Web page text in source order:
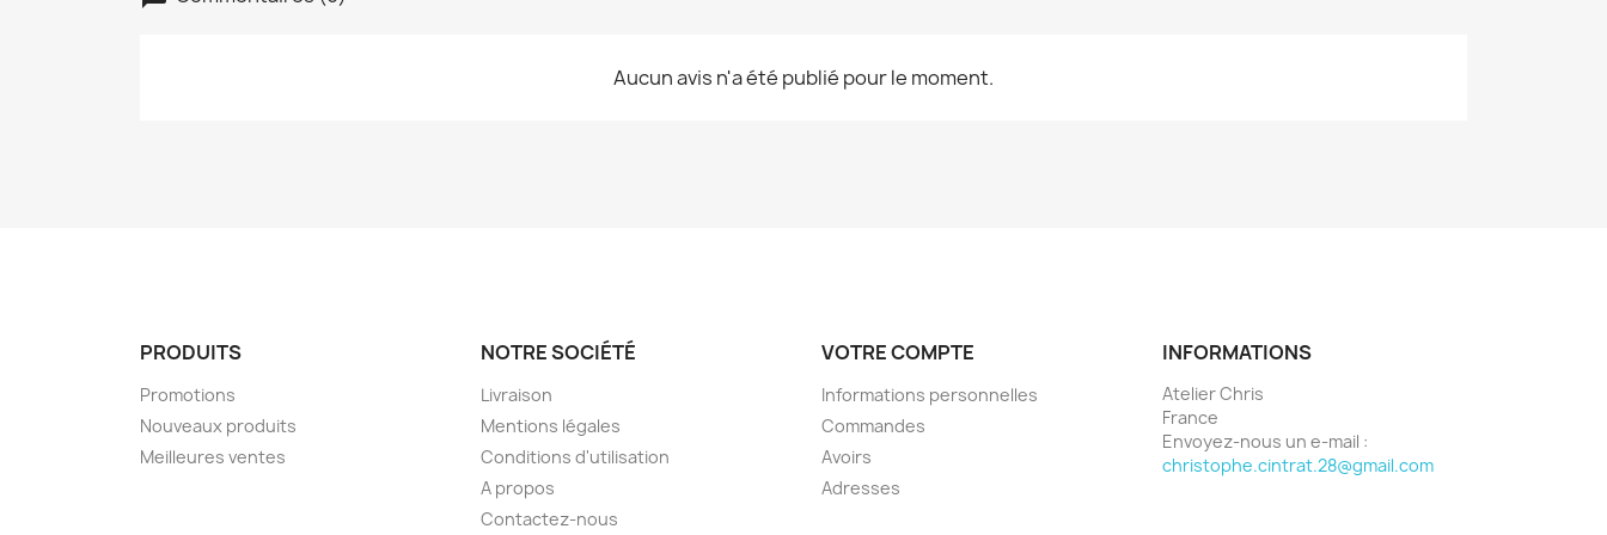
Aucun avis n'a été publié pour le moment.
PRODUITS
Promotions
Nouveaux produits
Meilleures ventes
NOTRE SOCIÉTÉ
Livraison
Mentions légales
Conditions d'utilisation
A propos
Contactez-nous
VOTRE COMPTE
Informations personnelles
Commandes
Avoirs
Adresses
INFORMATIONS
Atelier Chris
France
Envoyez-nous un e-mail :
christophe.cintrat.28@gmail.com